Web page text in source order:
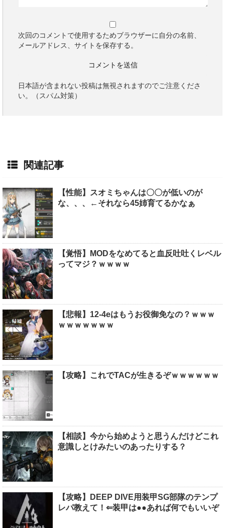
次回のコメントで使用するためブラウザーに自分の名前、
メールアドレス、サイトを保存する。
日本語が含まれない投稿は無視されますのでご注意くださ
い。（スパム対策）
関連記事
【性能】スオミちゃんは〇〇が低いのが
な、、、←それなら45姉育てるかなぁ
【覚悟】MODをなめてると血反吐吐くレベル
ってマジ？ｗｗｗｗ
【悲報】12-4eはもうお役御免なの？ｗｗｗ
ｗｗｗｗｗｗｗ
【攻略】これでTACが生きるぞｗｗｗｗｗｗ
【相談】今から始めようと思うんだけどこれ
意識しとけみたいのあったりする？
【攻略】DEEP DIVE用装甲SG部隊のテンプ
レパ教えて！⇐装甲は●●あれば何でもいいぞ